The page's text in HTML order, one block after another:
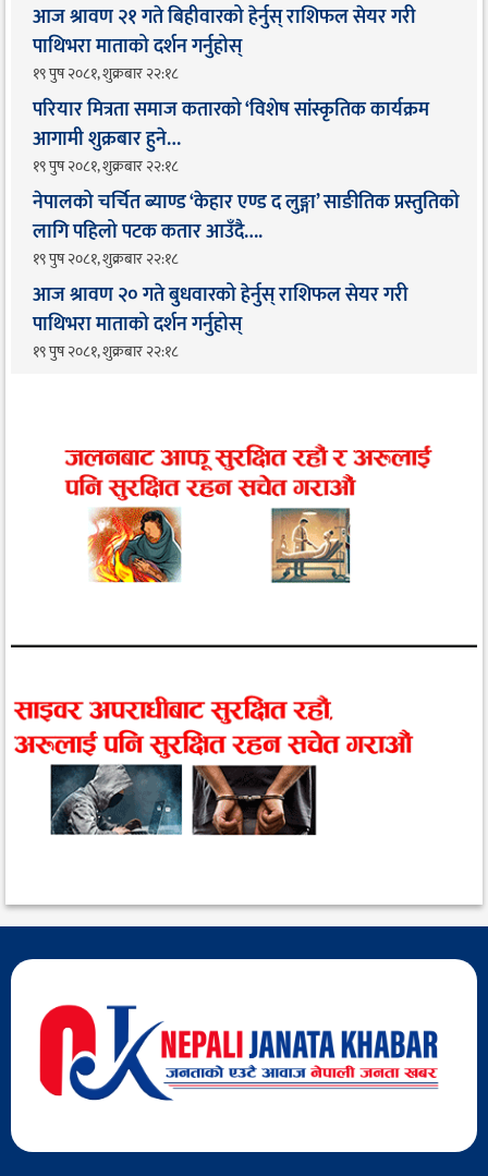
आज श्रावण २१ गते बिहीवारको हेर्नुस् राशिफल सेयर गरी
पाथिभरा माताको दर्शन गर्नुहोस्
१९ पुष २०८१, शुक्रबार २२:१८
परियार मित्रता समाज कतारको ‘विशेष सांस्कृतिक कार्यक्रम
आगामी शुक्रबार हुने…
१९ पुष २०८१, शुक्रबार २२:१८
नेपालको चर्चित ब्याण्ड ‘केहार एण्ड द लुङ्गा’ साङीतिक प्रस्तुतिको
लागि पहिलो पटक कतार आउँदै…. ​
१९ पुष २०८१, शुक्रबार २२:१८
आज श्रावण २० गते बुधवारको हेर्नुस् राशिफल सेयर गरी
पाथिभरा माताको दर्शन गर्नुहोस्
१९ पुष २०८१, शुक्रबार २२:१८